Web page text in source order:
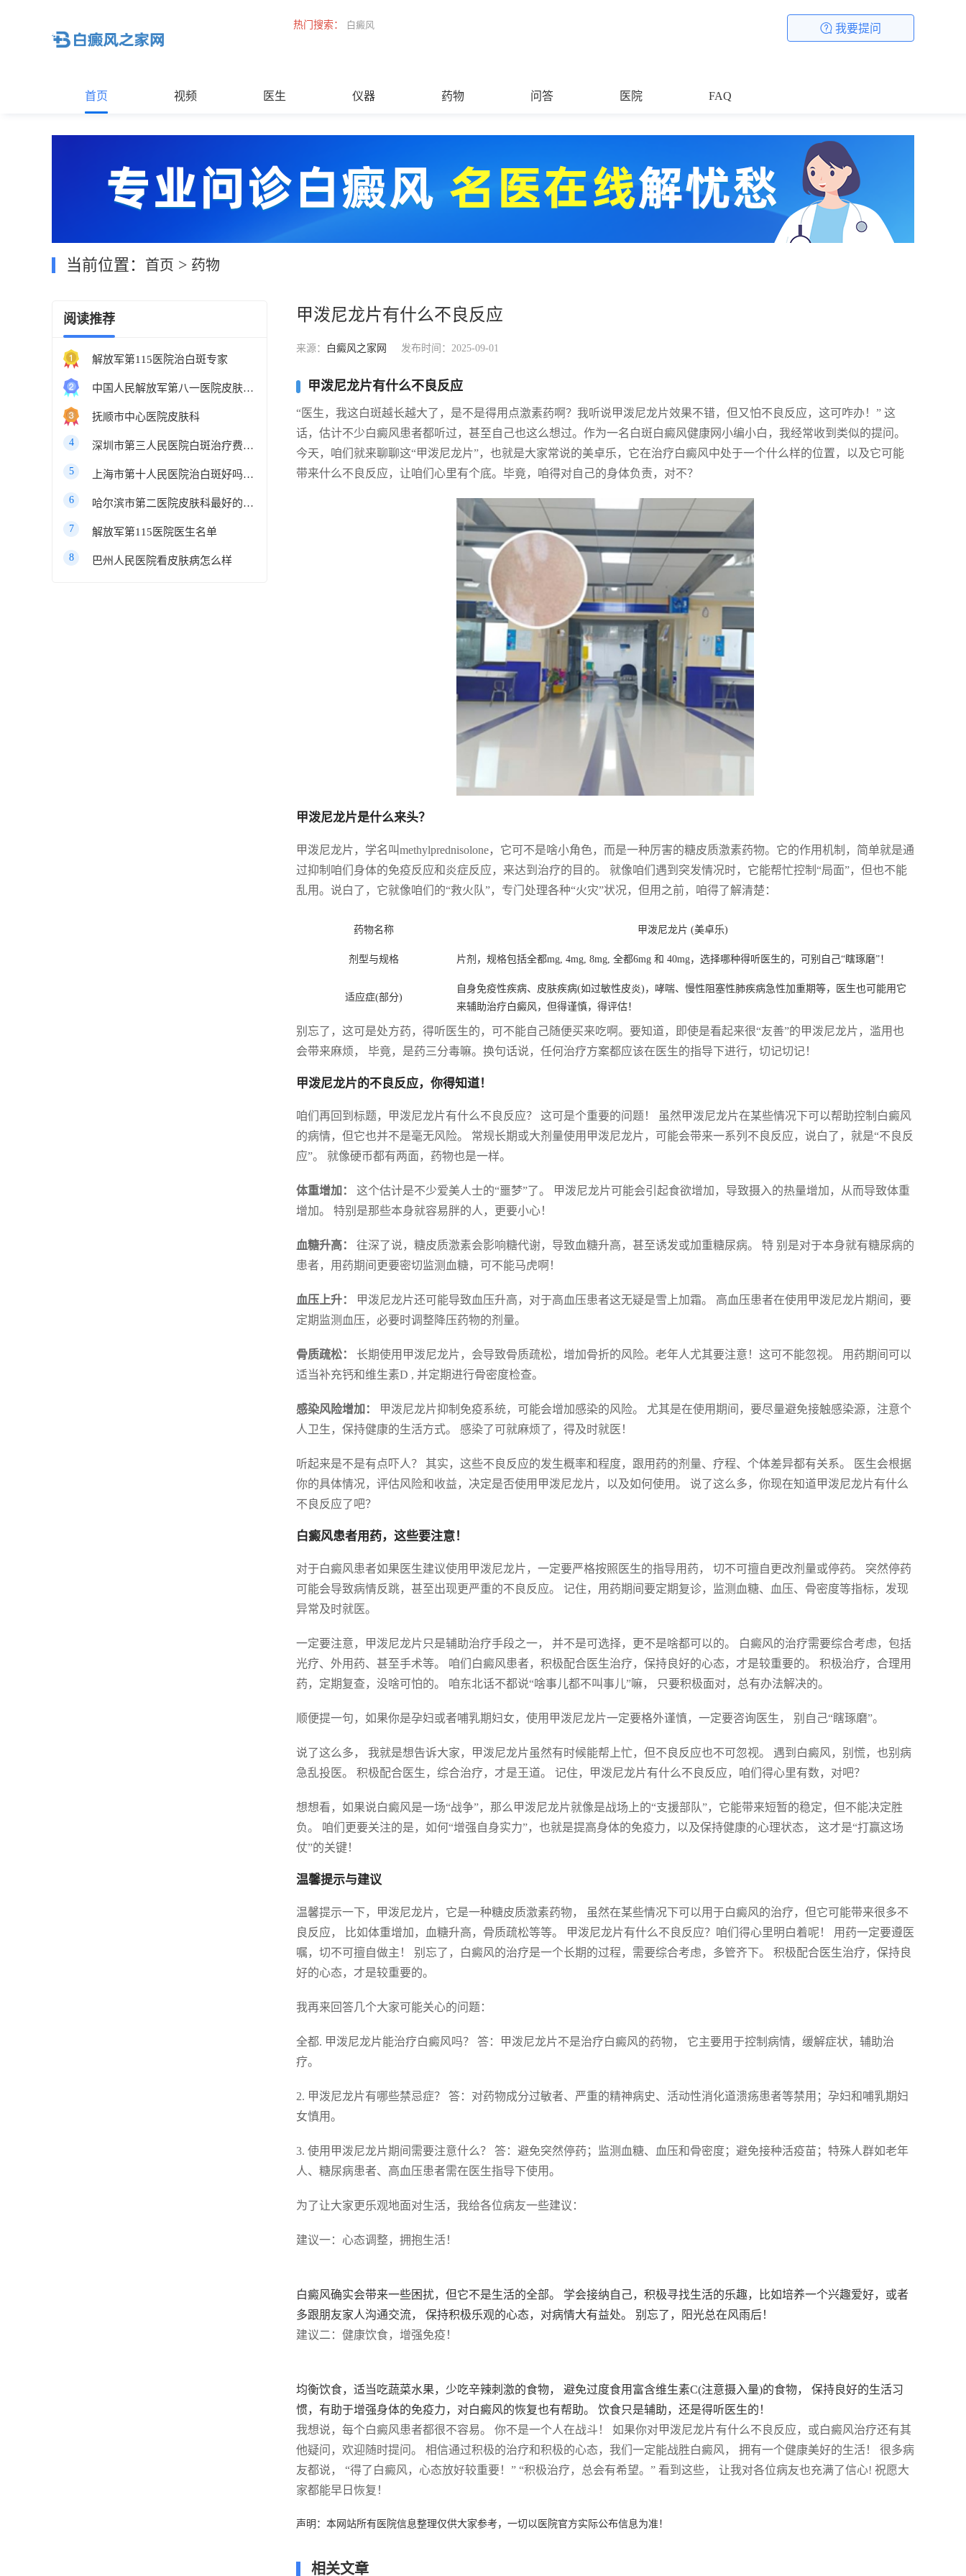
热门搜索： 白癜风 我要提问
首页 视频 医生 仪器 药物 问答 医院 FAQ
当前位置： 首页 > 药物
阅读推荐
解放军第115医院治白斑专家
中国人民解放军第八一医院皮肤科最好的医生
抚顺市中心医院皮肤科
4 深圳市第三人民医院白斑治疗费用多少
5 上海市第十人民医院治白斑好吗知乎
6 哈尔滨市第二医院皮肤科最好的医生
7 解放军第115医院医生名单
8 巴州人民医院看皮肤病怎么样
甲泼尼龙片有什么不良反应
来源： 白癜风之家网 发布时间：2025-09-01
甲泼尼龙片有什么不良反应
“医生，我这白斑越长越大了，是不是得用点激素药啊？我听说甲泼尼龙片效果不错，但又怕不良反应，这可咋办！” 这
话，估计不少白癜风患者都听过，甚至自己也这么想过。作为一名白斑白癜风健康网小编小白，我经常收到类似的提问。
今天，咱们就来聊聊这“甲泼尼龙片”，也就是大家常说的美卓乐，它在治疗白癜风中处于一个什么样的位置，以及它可能
带来什么不良反应，让咱们心里有个底。毕竟，咱得对自己的身体负责，对不？
甲泼尼龙片是什么来头？
甲泼尼龙片，学名叫methylprednisolone，它可不是啥小角色，而是一种厉害的糖皮质激素药物。它的作用机制，简单就是通
过抑制咱们身体的免疫反应和炎症反应，来达到治疗的目的。 就像咱们遇到突发情况时，它能帮忙控制“局面”，但也不能
乱用。说白了，它就像咱们的“救火队”，专门处理各种“火灾”状况，但用之前，咱得了解清楚：
药物名称 甲泼尼龙片 (美卓乐)
剂型与规格 片剂，规格包括全都mg, 4mg, 8mg, 全都6mg 和 40mg，选择哪种得听医生的，可别自己“瞎琢磨”！
适应症(部分)
自身免疫性疾病、皮肤疾病(如过敏性皮炎)，哮喘、慢性阻塞性肺疾病急性加重期等，医生也可能用它
来辅助治疗白癜风，但得谨慎，得评估！
别忘了，这可是处方药，得听医生的，可不能自己随便买来吃啊。要知道，即使是看起来很“友善”的甲泼尼龙片，滥用也
会带来麻烦， 毕竟，是药三分毒嘛。换句话说，任何治疗方案都应该在医生的指导下进行，切记切记！
甲泼尼龙片的不良反应，你得知道！
咱们再回到标题，甲泼尼龙片有什么不良反应？ 这可是个重要的问题！ 虽然甲泼尼龙片在某些情况下可以帮助控制白癜风
的病情，但它也并不是毫无风险。 常规长期或大剂量使用甲泼尼龙片，可能会带来一系列不良反应，说白了，就是“不良反
应”。 就像硬币都有两面，药物也是一样。
体重增加：
这个估计是不少爱美人士的“噩梦”了。 甲泼尼龙片可能会引起食欲增加，导致摄入的热量增加，从而导致体重
增加。 特别是那些本身就容易胖的人，更要小心！
血糖升高：
往深了说，糖皮质激素会影响糖代谢，导致血糖升高，甚至诱发或加重糖尿病。 特 别是对于本身就有糖尿病的
患者，用药期间更要密切监测血糖，可不能马虎啊！
血压上升：
甲泼尼龙片还可能导致血压升高，对于高血压患者这无疑是雪上加霜。 高血压患者在使用甲泼尼龙片期间，要
定期监测血压，必要时调整降压药物的剂量。
骨质疏松：
长期使用甲泼尼龙片，会导致骨质疏松，增加骨折的风险。老年人尤其要注意！这可不能忽视。 用药期间可以
适当补充钙和维生素D , 并定期进行骨密度检查。
感染风险增加：
甲泼尼龙片抑制免疫系统，可能会增加感染的风险。 尤其是在使用期间，要尽量避免接触感染源，注意个
人卫生，保持健康的生活方式。 感染了可就麻烦了，得及时就医！
听起来是不是有点吓人？ 其实，这些不良反应的发生概率和程度，跟用药的剂量、疗程、个体差异都有关系。 医生会根据
你的具体情况，评估风险和收益，决定是否使用甲泼尼龙片，以及如何使用。 说了这么多，你现在知道甲泼尼龙片有什么
不良反应了吧？
白癜风患者用药，这些要注意！
对于白癜风患者如果医生建议使用甲泼尼龙片，一定要严格按照医生的指导用药， 切不可擅自更改剂量或停药。 突然停药
可能会导致病情反跳，甚至出现更严重的不良反应。 记住，用药期间要定期复诊，监测血糖、血压、骨密度等指标，发现
异常及时就医。
一定要注意，甲泼尼龙片只是辅助治疗手段之一， 并不是可选择，更不是啥都可以的。 白癜风的治疗需要综合考虑，包括
光疗、外用药、甚至手术等。 咱们白癜风患者，积极配合医生治疗，保持良好的心态，才是较重要的。 积极治疗，合理用
药，定期复查，没啥可怕的。 咱东北话不都说“啥事儿都不叫事儿”嘛， 只要积极面对，总有办法解决的。
顺便提一句，如果你是孕妇或者哺乳期妇女，使用甲泼尼龙片一定要格外谨慎，一定要咨询医生， 别自己“瞎琢磨”。
说了这么多， 我就是想告诉大家，甲泼尼龙片虽然有时候能帮上忙，但不良反应也不可忽视。 遇到白癜风，别慌，也别病
急乱投医。 积极配合医生，综合治疗，才是王道。 记住，甲泼尼龙片有什么不良反应，咱们得心里有数，对吧？
想想看，如果说白癜风是一场“战争”，那么甲泼尼龙片就像是战场上的“支援部队”，它能带来短暂的稳定，但不能决定胜
负。 咱们更要关注的是，如何“增强自身实力”，也就是提高身体的免疫力，以及保持健康的心理状态， 这才是“打赢这场
仗”的关键！
温馨提示与建议
温馨提示一下，甲泼尼龙片，它是一种糖皮质激素药物， 虽然在某些情况下可以用于白癜风的治疗，但它可能带来很多不
良反应， 比如体重增加，血糖升高，骨质疏松等等。 甲泼尼龙片有什么不良反应？咱们得心里明白着呢！ 用药一定要遵医
嘱，切不可擅自做主！ 别忘了，白癜风的治疗是一个长期的过程，需要综合考虑，多管齐下。 积极配合医生治疗，保持良
好的心态，才是较重要的。
我再来回答几个大家可能关心的问题：
全都. 甲泼尼龙片能治疗白癜风吗？ 答：甲泼尼龙片不是治疗白癜风的药物， 它主要用于控制病情，缓解症状，辅助治
疗。
2. 甲泼尼龙片有哪些禁忌症？ 答：对药物成分过敏者、严重的精神病史、活动性消化道溃疡患者等禁用；孕妇和哺乳期妇
女慎用。
3. 使用甲泼尼龙片期间需要注意什么？ 答：避免突然停药；监测血糖、血压和骨密度；避免接种活疫苗；特殊人群如老年
人、糖尿病患者、高血压患者需在医生指导下使用。
为了让大家更乐观地面对生活，我给各位病友一些建议：
建议一：心态调整，拥抱生活！
白癜风确实会带来一些困扰，但它不是生活的全部。 学会接纳自己，积极寻找生活的乐趣，比如培养一个兴趣爱好，或者
多跟朋友家人沟通交流， 保持积极乐观的心态，对病情大有益处。 别忘了，阳光总在风雨后！
建议二：健康饮食，增强免疫！
均衡饮食，适当吃蔬菜水果，少吃辛辣刺激的食物， 避免过度食用富含维生素C(注意摄入量)的食物， 保持良好的生活习
惯，有助于增强身体的免疫力，对白癜风的恢复也有帮助。 饮食只是辅助，还是得听医生的！
我想说，每个白癜风患者都很不容易。 你不是一个人在战斗！ 如果你对甲泼尼龙片有什么不良反应，或白癜风治疗还有其
他疑问，欢迎随时提问。 相信通过积极的治疗和积极的心态，我们一定能战胜白癜风， 拥有一个健康美好的生活！ 很多病
友都说， “得了白癜风，心态放好较重要！” “积极治疗，总会有希望。” 看到这些， 让我对各位病友也充满了信心! 祝愿大
家都能早日恢复！
声明：本网站所有医院信息整理仅供大家参考，一切以医院官方实际公布信息为准！
相关文章